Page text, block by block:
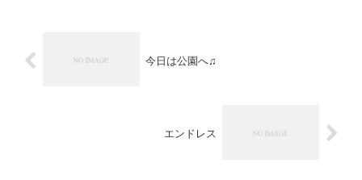
今日は公園へ♫
エンドレス